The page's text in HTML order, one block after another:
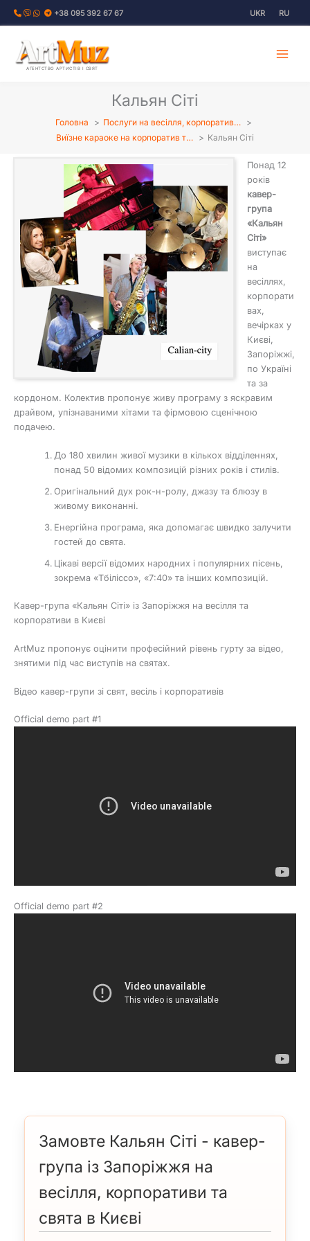
Перейти
+38 095 392 67 67 UKR RU
АГЕНТСТВО АРТИСТІВ І СВЯТ
Кальян Сіті
Головна
Послуги на весілля, корпоратив…
Виїзне караоке на корпоратив т…
Кальян Сіті
Понад 12
років
кавер-
група
«Кальян
Сіті»
виступає
на
весіллях,
корпорати
вах,
вечірках у
Києві,
Запоріжжі,
по Україні
та за
кордоном. Колектив пропонує живу програму з яскравим
драйвом, упізнаваними хітами та фірмовою сценічною
подачею.
До 180 хвилин живої музики в кількох відділеннях,
понад 50 відомих композицій різних років і стилів.
Оригінальний дух рок-н-ролу, джазу та блюзу в
живому виконанні.
Енергійна програма, яка допомагає швидко залучити
гостей до свята.
Цікаві версії відомих народних і популярних пісень,
зокрема «Тбіліссо», «7:40» та інших композицій.
Кавер-група «Кальян Сіті» із Запоріжжя на весілля та
корпоративи в Києві
ArtMuz пропонує оцінити професійний рівень гурту за відео,
знятими під час виступів на святах.
Відео кавер-групи зі свят, весіль і корпоративів
Оfficial demo part #1
Оfficial demo part #2
Замовте Кальян Сіті - кавер-
група із Запоріжжя на
весілля, корпоративи та
свята в Києві